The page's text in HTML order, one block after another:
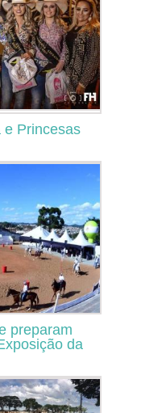
e Princesas
preparam
da